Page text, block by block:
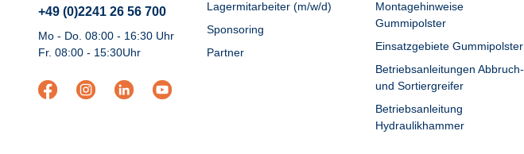
+49 (0)2241 26 56 700
Mo - Do. 08:00 - 16:30 Uhr
Fr. 08:00 - 15:30Uhr
Lagermitarbeiter (m/w/d)
Sponsoring
Partner
Montagehinweise
Gummipolster
Einsatzgebiete Gummipolster
Betriebsanleitungen Abbruch-
und Sortiergreifer
Betriebsanleitung
Hydraulikhammer